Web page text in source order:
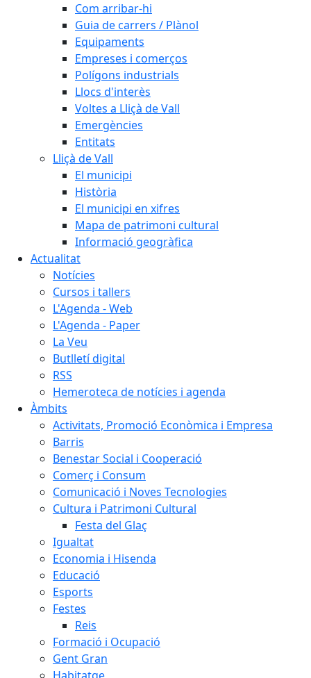
Com arribar-hi
Guia de carrers / Plànol
Equipaments
Empreses i comerços
Polígons industrials
Llocs d'interès
Voltes a Lliçà de Vall
Emergències
Entitats
Lliçà de Vall
El municipi
Història
El municipi en xifres
Mapa de patrimoni cultural
Informació geogràfica
Actualitat
Notícies
Cursos i tallers
L'Agenda - Web
L'Agenda - Paper
La Veu
Butlletí digital
RSS
Hemeroteca de notícies i agenda
Àmbits
Activitats, Promoció Econòmica i Empresa
Barris
Benestar Social i Cooperació
Comerç i Consum
Comunicació i Noves Tecnologies
Cultura i Patrimoni Cultural
Festa del Glaç
Igualtat
Economia i Hisenda
Educació
Esports
Festes
Reis
Formació i Ocupació
Gent Gran